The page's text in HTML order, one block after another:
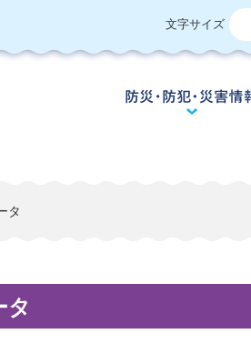
文字サイズ
タ
タ